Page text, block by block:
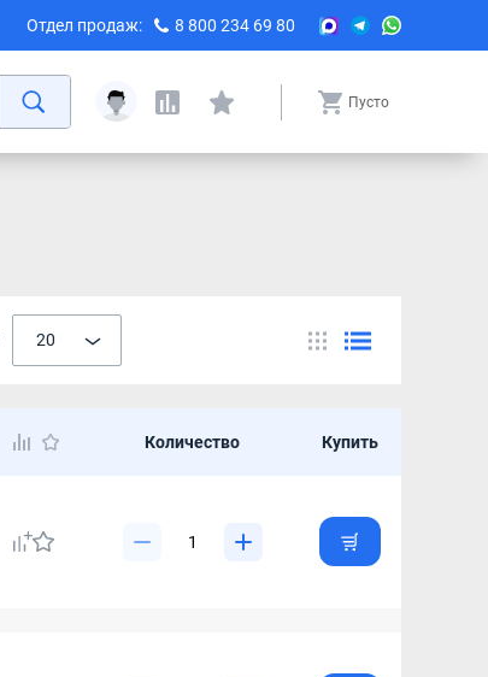
Отдел продаж: 8 800 234 69 80
Пусто
20
Количество Купить